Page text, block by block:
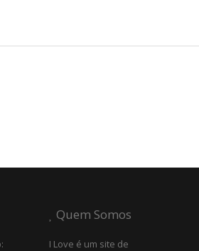
Quem Somos
I Love é um site de